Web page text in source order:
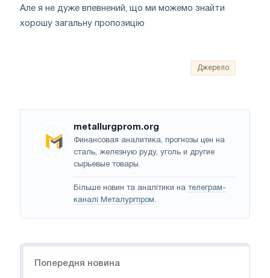
Але я не дуже впевнений, що ми можемо знайти
хорошу загальну пропозицію
Джерело
metallurgprom.org
Финансовая аналитика, прогнозы цен на
сталь, железную руду, уголь и другие
сырьевые товары.
Більше новин та аналітики на телеграм-
каналі Металургпром.
Попередня новина